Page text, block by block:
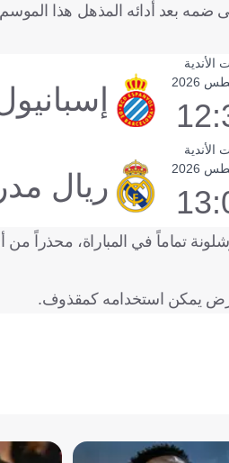
بعد أدائه المذهل هذا
الأندية
الأندية
ريال
تماماً في المباراة، محذراً
غرض يمكن استخدامه كمقذوف.